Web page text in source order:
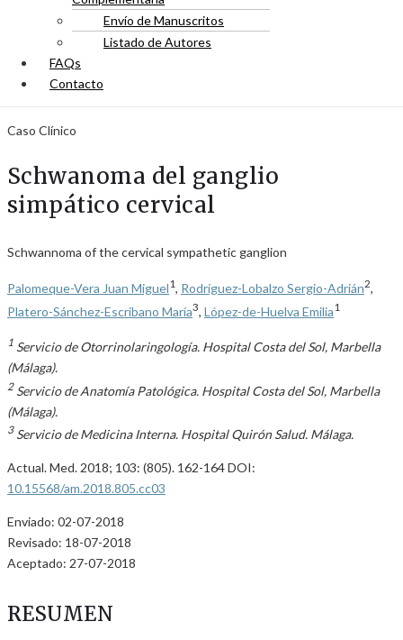
Envío de Manuscritos
Listado de Autores
FAQs
Contacto
Caso Clínico
Schwanoma del ganglio
simpático cervical
Schwannoma of the cervical sympathetic ganglion
Palomeque-Vera Juan Miguel1, Rodríguez-Lobalzo Sergio-Adrián2,
Platero-Sánchez-Escribano María3 López-de-Huelva Emilia1
1 Servicio de Otorrinolaringología. Hospital Costa del Sol, Marbella
(Málaga).
2Servicio de Anatomía Patológica. Hospital Costa del Sol, Marbella
(Málaga).
3Servicio de Medicina Interna. Hospital Quirón Salud. Málaga.
Actual. Med. 2018; 103: (805). 162-164 DOI:
10.15568/am.2018.805.cc03
Enviado: 02-07-2018
Revisado: 18-07-2018
Aceptado: 27-07-2018
RESUMEN